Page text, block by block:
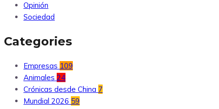
Opinión
Sociedad
Categories
Empresas 109
Animales 24
Crónicas desde China 7
Mundial 2026 59